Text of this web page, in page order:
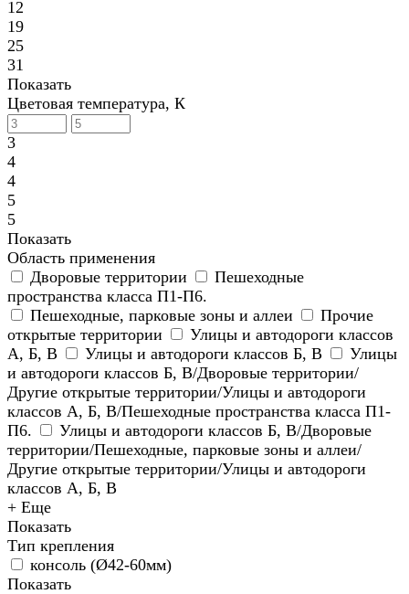
12
19
25
31
Показать
Цветовая температура, К
3
4
4
5
5
Показать
Область применения
Дворовые территории
Пешеходные
пространства класса П1-П6.
Пешеходные, парковые зоны и аллеи
Прочие
открытые территории
Улицы и автодороги классов
А, Б, В
Улицы и автодороги классов Б, В
Улицы
и автодороги классов Б, В/Дворовые территории/
Другие открытые территории/Улицы и автодороги
классов А, Б, В/Пешеходные пространства класса П1-
П6.
Улицы и автодороги классов Б, В/Дворовые
территории/Пешеходные, парковые зоны и аллеи/
Другие открытые территории/Улицы и автодороги
классов А, Б, В
+ Еще
Показать
Тип крепления
консоль (Ø42-60мм)
Показать